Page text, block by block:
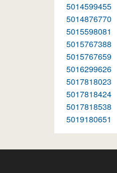
5014599455
5014876770
5015598081
5015767388
5015767659
5016299626
5017818023
5017818424
5017818538
5019180651